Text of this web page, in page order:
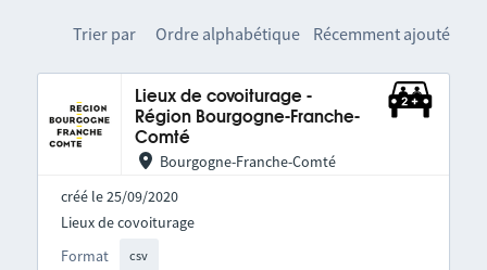
Trier par Ordre alphabétique Récemment ajouté
Lieux de covoiturage -
Région Bourgogne-Franche-
Comté
Bourgogne-Franche-Comté
créé le 25/09/2020
Format csv
Lieux de covoiturage